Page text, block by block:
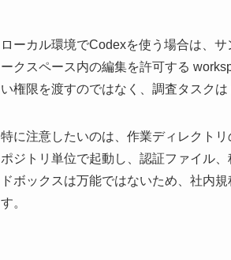
ローカル環境でCodexを使う場合は、
ークスペース内の編集を許可する
い権限を渡すのではなく、調査タスク
特に注意したいのは、作業ディレクト
ポジトリ単位で起動し、認証ファイル
ドボックスは万能ではないため、社内
す。